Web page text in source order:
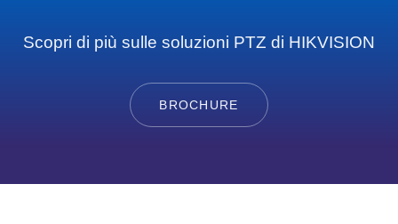
Scopri di più sulle soluzioni PTZ di HIKVISION
BROCHURE